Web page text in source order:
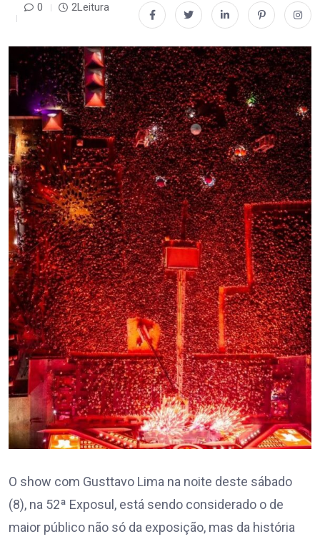
0 2Leitura
O show com Gusttavo Lima na noite deste sábado
(8), na 52ª Exposul, está sendo considerado o de
maior público não só da exposição, mas da história